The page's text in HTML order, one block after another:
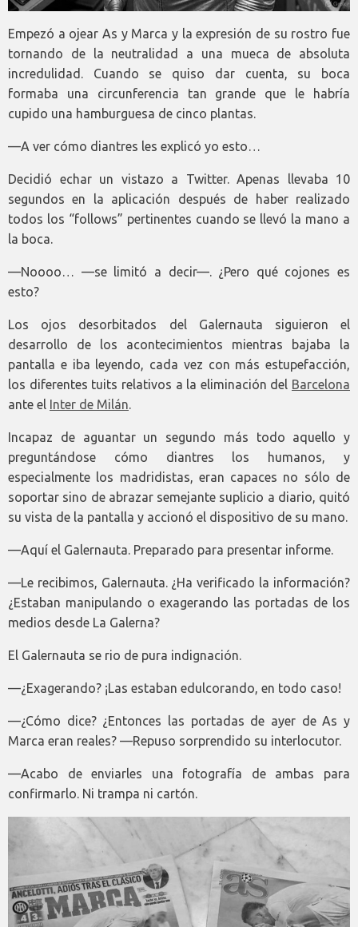
Empezó a ojear As y Marca y la expresión de su rostro fue
tornando de la neutralidad a una mueca de absoluta
incredulidad. Cuando se quiso dar cuenta, su boca
formaba una circunferencia tan grande que le habría
cupido una hamburguesa de cinco plantas.
—A ver cómo diantres les explicó yo esto…
Decidió echar un vistazo a Twitter. Apenas llevaba 10
segundos en la aplicación después de haber realizado
todos los “follows” pertinentes cuando se llevó la mano a
la boca.
—Noooo… —se limitó a decir—. ¿Pero qué cojones es
esto?
Los ojos desorbitados del Galernauta siguieron el
desarrollo de los acontecimientos mientras bajaba la
pantalla e iba leyendo, cada vez con más estupefacción,
los diferentes tuits relativos a la eliminación del Barcelona
ante el Inter de Milán.
Incapaz de aguantar un segundo más todo aquello y
preguntándose cómo diantres los humanos, y
especialmente los madridistas, eran capaces no sólo de
soportar sino de abrazar semejante suplicio a diario, quitó
su vista de la pantalla y accionó el dispositivo de su mano.
—Aquí el Galernauta. Preparado para presentar informe.
—Le recibimos, Galernauta. ¿Ha verificado la información?
¿Estaban manipulando o exagerando las portadas de los
medios desde La Galerna?
El Galernauta se rio de pura indignación.
—¿Exagerando? ¡Las estaban edulcorando, en todo caso!
—¿Cómo dice? ¿Entonces las portadas de ayer de As y
Marca eran reales? —Repuso sorprendido su interlocutor.
—Acabo de enviarles una fotografía de ambas para
confirmarlo. Ni trampa ni cartón.